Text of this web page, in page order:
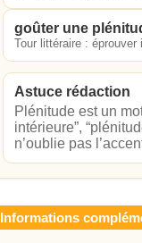
goûter une
Tour littéraire :
Astuce rédaction
Plénitude est un
intérieure”,
n’oublie pas
Informations